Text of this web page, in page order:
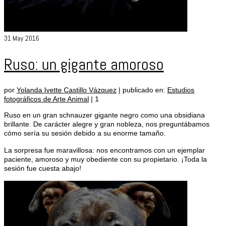
31 May 2016
Ruso: un gigante amoroso
por Yolanda Ivette Castillo Vázquez | publicado en: Estudios
fotográficos de Arte Animal | 1
Ruso en un gran schnauzer gigante negro como una obsidiana
brillante. De carácter alegre y gran nobleza, nos preguntábamos
cómo sería su sesión debido a su enorme tamaño.
La sorpresa fue maravillosa: nos encontramos con un ejemplar
paciente, amoroso y muy obediente con su propietario. ¡Toda la
sesión fue cuesta abajo!